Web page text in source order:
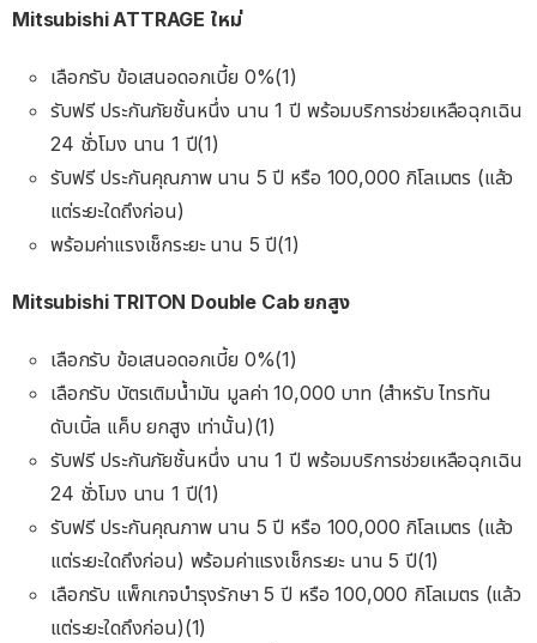
Mitsubishi ATTRAGE ใหม่
เลือกรับ ข้อเสนอดอกเบี้ย 0%(1)
รับฟรี ประกันภัยชั้นหนึ่ง นาน 1 ปี พร้อมบริการช่วยเหลือฉุกเฉิน
24 ชั่วโมง นาน 1 ปี(1)
รับฟรี ประกันคุณภาพ นาน 5 ปี หรือ 100,000 กิโลเมตร (แล้ว
แต่ระยะใดถึงก่อน)
พร้อมค่าแรงเช็กระยะ นาน 5 ปี(1)
Mitsubishi TRITON Double Cab ยกสูง
เลือกรับ ข้อเสนอดอกเบี้ย 0%(1)
เลือกรับ บัตรเติมนํ้ามัน มูลค่า 10,000 บาท (สําหรับ ไทรทัน
ดับเบิ้ล แค็บ ยกสูง เท่านั้น)(1)
รับฟรี ประกันภัยชั้นหนึ่ง นาน 1 ปี พร้อมบริการช่วยเหลือฉุกเฉิน
24 ชั่วโมง นาน 1 ปี(1)
รับฟรี ประกันคุณภาพ นาน 5 ปี หรือ 100,000 กิโลเมตร (แล้ว
แต่ระยะใดถึงก่อน) พร้อมค่าแรงเช็กระยะ นาน 5 ปี(1)
เลือกรับ แพ็กเกจบํารุงรักษา 5 ปี หรือ 100,000 กิโลเมตร (แล้ว
แต่ระยะใดถึงก่อน)(1)